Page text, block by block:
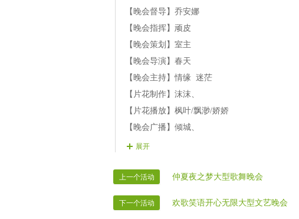
【晚会督导】乔安娜
【晚会指挥】顽皮
【晚会策划】室主
【晚会导演】春天
【晚会主持】情缘 迷茫
【片花制作】沫沫、
【片花播放】枫叶/飘渺/娇娇
【晚会广播】倾城、
【晚会护麦】凯乐
【晚会安保】蓝天、诺言
【晚会迎宾】房间全体管理
【晚会录像】官方录象部
展开
上一个活动 仲夏夜之梦大型歌舞晚会
下一个活动 欢歌笑语开心无限大型文艺晚会